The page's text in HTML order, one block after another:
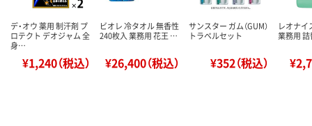
デ・オウ 薬用 制汗剤 プ
ロテクト デオジャム 全
身…
¥1,240（税込）
ビオレ 冷タオル 無香性
240枚入 業務用 花王 …
¥26,400（税込）
サンスター ガム（GUM）
トラベルセット
¥352（税込）
レオナイ
業務用